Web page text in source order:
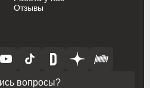
Отзывы
вопросы?